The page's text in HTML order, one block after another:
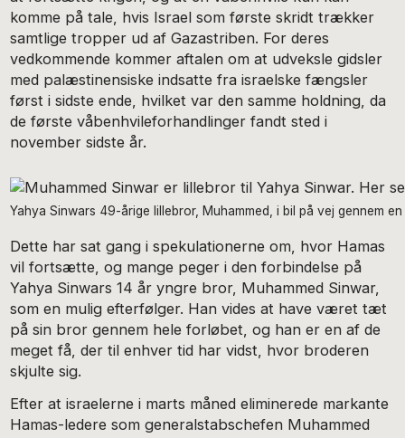
komme på tale, hvis Israel som første skridt trækker
samtlige tropper ud af Gazastriben. For deres
vedkommende kommer aftalen om at udveksle gidsler
med palæstinensiske indsatte fra israelske fængsler
først i sidste ende, hvilket var den samme holdning, da
de første våbenhvileforhandlinger fandt sted i
november sidste år.
Yahya Sinwars 49-årige lillebror, Muhammed, i bil på vej gennem
Dette har sat gang i spekulationerne om, hvor Hamas
vil fortsætte, og mange peger i den forbindelse på
Yahya Sinwars 14 år yngre bror, Muhammed Sinwar,
som en mulig efterfølger. Han vides at have været tæt
på sin bror gennem hele forløbet, og han er en af de
meget få, der til enhver tid har vidst, hvor broderen
skjulte sig.
Efter at israelerne i marts måned eliminerede markante
Hamas-ledere som generalstabschefen Muhammed